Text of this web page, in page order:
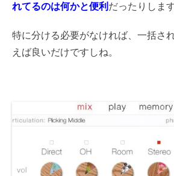
れてるのは何かと便利 だったりします
特に分ける必要がなければ、一括さ
えば良いだけですしね。